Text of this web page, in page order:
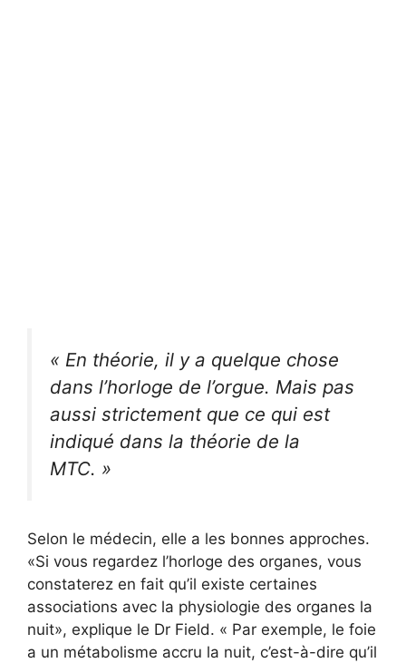
« En théorie, il y a quelque chose
dans l’horloge de l’orgue. Mais pas
aussi strictement que ce qui est
indiqué dans la théorie de la
MTC. »
Selon le médecin, elle a les bonnes approches.
«Si vous regardez l’horloge des organes, vous
constaterez en fait qu’il existe certaines
associations avec la physiologie des organes la
nuit», explique le Dr Field. « Par exemple, le foie
a un métabolisme accru la nuit, c’est-à-dire qu’il